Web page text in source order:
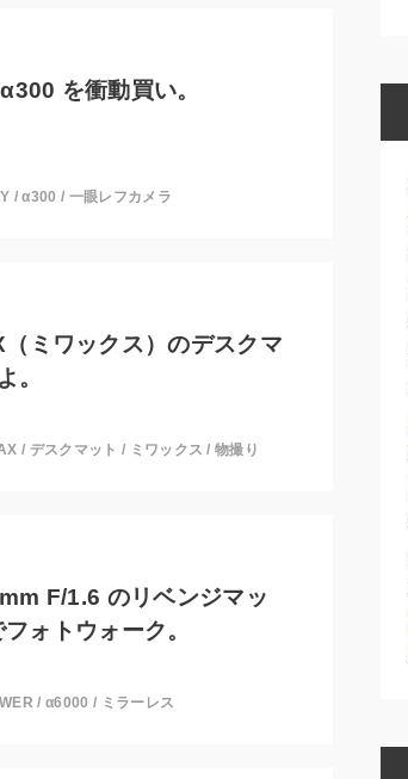
を衝動買い。
/α300 / 一眼レフカメラ
（ミワックス）のデスクマ
。
/ デスクマット / ミワックス /物撮り
F/1.6 のリベンジマッ
ォトウォーク。
/ α6000 / ミラーレス